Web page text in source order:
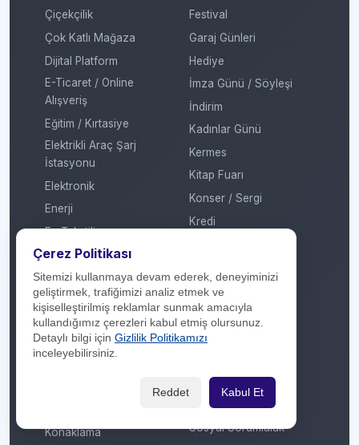
Çiçekçilik
Çok Katlı Mağaza
Dijital Platform
E-Ticaret / Online
Alışveriş
Eğitim / Kırtasiye
Elektrikli Araç Şarj
İstasyonu
Elektronik
Enerji
Ev Tekstili
Genel
Giyim / Tekstil
Havayolu / Havalimanı
Isıtma / Soğutma
İletişim Operatörü
Konaklama
Festival
Garaj Günleri
Hediye
İmza Günü / Söyleşi
İndirim
Kadınlar Günü
Kermes
Kitap Fuarı
Konser / Sergi
Kredi
Otomatik Ödeme
Öğretmenler Günü
Puan
Sevgililer Günü
Sosyal Medya
Sosyal Sorumluluk
Çerez Politikası
Sitemizi kullanmaya devam ederek, deneyiminizi
geliştirmek, trafiğimizi analiz etmek ve
kişiselleştirilmiş reklamlar sunmak amacıyla
kullandığımız çerezleri kabul etmiş olursunuz.
Detaylı bilgi için Gizlilik Politikamızı
inceleyebilirsiniz.
Reddet Kabul Et